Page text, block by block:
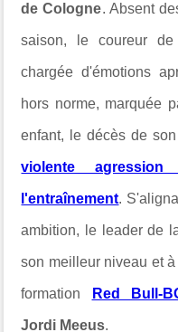
de Cologne. Absent
saison, le coureur
chargée d'émotions
hors norme, marquée
enfant, le décès de
violente
l'entraînement.
ambition, le leader de
son meilleur niveau et
formation Red Bull-
Jordi Meeus.